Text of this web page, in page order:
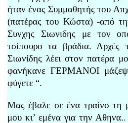
ήταν ένας Συμμαθητής του
(πατέρας του Κώστα) -από
Συνχης Σιωνιδης με τον
τσίπουρο τα βράδια.
Σιωνίδης λέει στον πατέρα
φανήκανε ΓΕΡΜΑΝΟΙ
φύγετε “.
Μας έβαλε σε ένα τραίνο τη
μου κι’ εμένα για την